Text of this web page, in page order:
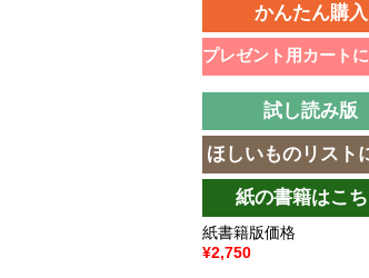
紙書籍版価格
¥2,750